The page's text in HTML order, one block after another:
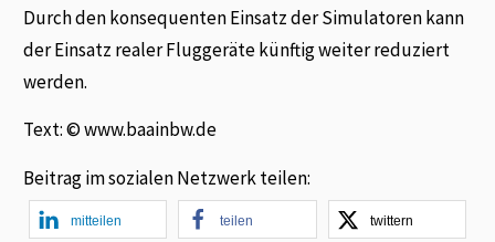
Durch den konsequenten Einsatz der Simulatoren kann
der Einsatz realer Fluggeräte künftig weiter reduziert
werden.
Text: ©www.baainbw.de
Beitrag im sozialen Netzwerk teilen:
mitteilen teilen twittern